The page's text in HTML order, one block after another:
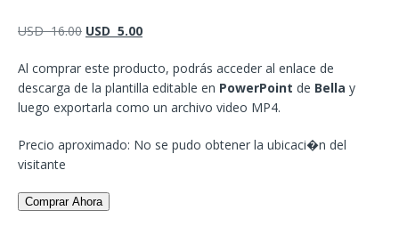
USD16.00 USD 5.00
Al comprar este producto, podrás acceder al enlace de
descarga de la plantilla editable en PowerPoint de Bella y
luego exportarla como un archivo video MP4.
Precio aproximado: No se pudo obtener la ubicaci�n del
visitante
Comprar Ahora